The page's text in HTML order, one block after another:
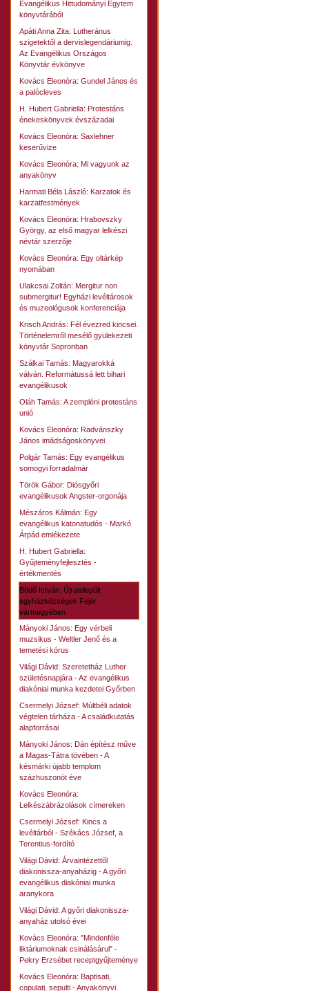
Evangélikus Hittudományi Egytem
könyvtárából
Apáti Anna Zita: Lutheránus
szigetektől a dervislegendáriumig.
Az Evangélikus Országos
Könyvtár évkönyve
Kovács Eleonóra: Gundel János és
a palócleves
H. Hubert Gabriella: Protestáns
énekeskönyvek évszázadai
Kovács Eleonóra: Saxlehner
keserűvize
Kovács Eleonóra: Mi vagyunk az
anyakönyv
Harmati Béla László: Karzatok és
karzatfestmények
Kovács Eleonóra: Hrabovszky
György, az első magyar lelkészi
névtár szerzője
Kovács Eleonóra: Egy oltárkép
nyomában
Ulakcsai Zoltán: Mergitur non
submergitur! Egyházi levéltárosok
és muzeológusok konferenciája
Krisch András: Fél évezred kincsei.
Történelemről mesélő gyülekezeti
könyvtár Sopronban
Szálkai Tamás: Magyarokká
válván. Reformátussá lett bihari
evangélikusok
Oláh Tamás: A zempléni protestáns
unió
Kovács Eleonóra: Radvánszky
János imádságoskönyvei
Polgár Tamás: Egy evangélikus
somogyi forradalmár
Török Gábor: Diósgyőri
evangélikusok Angster-orgonája
Mészáros Kálmán: Egy
evangélikus katonatudós - Markó
Árpád emlékezete
H. Hubert Gabriella:
Gyűjteményfejlesztés -
értékmentés
Bödő István: Újratelepült
egyházközségek Fejér
vármegyében
Mányoki János: Egy vérbeli
muzsikus - Weltler Jenő és a
temetési kórus
Világi Dávid: Szeretetház Luther
születésnapjára - Az evangélikus
diakóniai munka kezdetei Győrben
Csermelyi József: Múltbéli adatok
végtelen tárháza - A családkutatás
alapforrásai
Mányoki János: Dán építész műve
a Magas-Tátra tövében - A
késmárki újabb templom
százhuszonöt éve
Kovács Eleonóra:
Lelkészábrázolások címereken
Csermelyi József: Kincs a
levéltárból - Székács József, a
Terentius-fordító
Világi Dávid: Árvaintézettől
diakonissza-anyaházig - A győri
evangélikus diakóniai munka
aranykora
Világi Dávid: A győri diakonissza-
anyaház utolsó évei
Kovács Eleonóra: "Mindenféle
liktáriumoknak csinálásárul" -
Pekry Erzsébet receptgyűjteménye
Kovács Eleonóra: Baptisati,
copulati, sepulti - Anyakönyvi